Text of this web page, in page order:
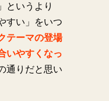
というより
すい」をいつ
テーマの登場
いやすくなっ
通りだと思い